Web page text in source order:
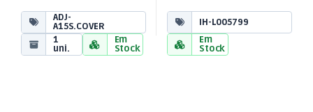
ADJ-
A15S.COVER
1
uni.
Em
Stock
IH-L005799
Em
Stock